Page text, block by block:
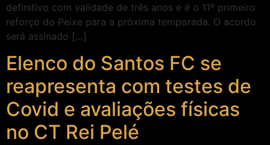
definitivo com validade de três anos e é o 11º primeiro
reforço do Peixe para a próxima temporada. O acordo
será assinado […]
Elenco do Santos FC se
reapresenta com testes de
Covid e avaliações físicas
no CT Rei Pelé